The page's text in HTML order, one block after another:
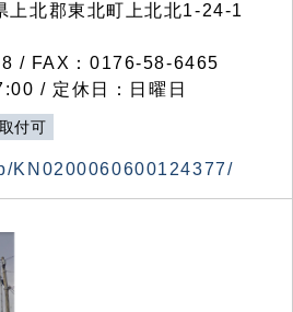
北郡東北町上北北1-24-1
/ FAX：0176-58-6465
/ 定休日：日曜日
付可
KN0200060600124377/